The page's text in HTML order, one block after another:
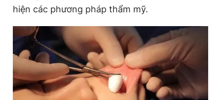
hiện các phương pháp thẩm mỹ.